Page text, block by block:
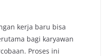
kerja baru bisa
bagi karyawan
Proses ini